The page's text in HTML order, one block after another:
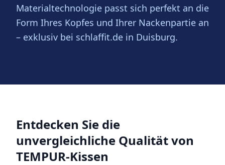
Materialtechnologie passt sich perfekt an die
Form Ihres Kopfes und Ihrer Nackenpartie an
– exklusiv bei schlaffit.de in Duisburg.
Entdecken Sie die
unvergleichliche Qualität von
TEMPUR-Kissen